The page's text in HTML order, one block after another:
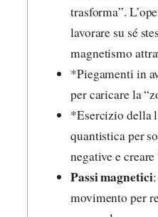
trasforma”.
lavorare su sé
magnetismo
*Piegamenti in
per caricare la
*Esercizio della
quantistica per
negative e
Passi magnetici
movimento per